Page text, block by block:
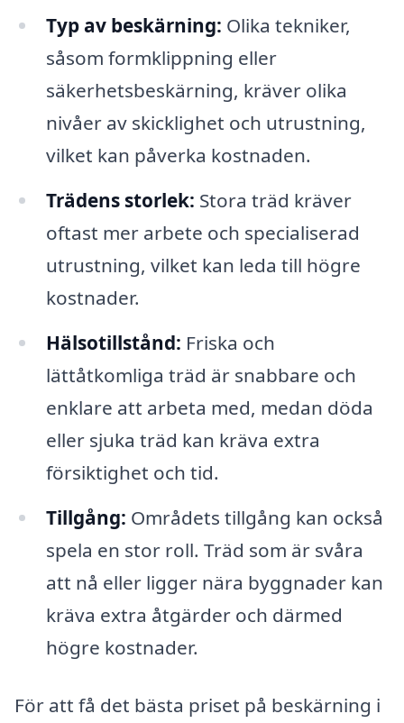
Typ av beskärning: Olika tekniker,
såsom formklippning eller
säkerhetsbeskärning, kräver olika
nivåer av skicklighet och utrustning,
vilket kan påverka kostnaden.
Trädens storlek: Stora träd kräver
oftast mer arbete och specialiserad
utrustning, vilket kan leda till högre
kostnader.
Hälsotillstånd: Friska och
lättåtkomliga träd är snabbare och
enklare att arbeta med, medan döda
eller sjuka träd kan kräva extra
försiktighet och tid.
Tillgång: Områdets tillgång kan också
spela en stor roll. Träd som är svåra
att nå eller ligger nära byggnader kan
kräva extra åtgärder och därmed
högre kostnader.
För att få det bästa priset på beskärning i